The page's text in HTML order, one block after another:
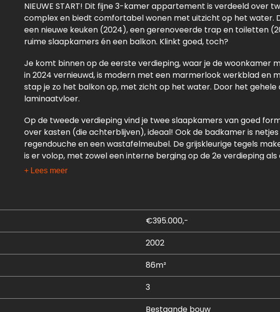
NIEUWE START! Dit fijne 3-kamer appartement is verdeeld over
complex en biedt comfortabel wonen met uitzicht op het water.
een nieuwe keuken (2024), een gerenoveerde trap en toiletten
ruime slaapkamers én een balkon. Klinkt goed, toch?
Je komt binnen op de eerste verdieping, waar je de woonkamer
in 2024 vernieuwd, is modern met een marmerlook werkblad en
stap je zo het balkon op, met zicht op het water. Door het
laminaatvloer.
Op de tweede verdieping vind je twee slaapkamers van goed
over kasten (die achterblijven), ideaal! Ook de badkamer is
regendouche en een wastafelmeubel. De grijskleurige tegels
is er volop, met zowel een interne berging op de 2e verdieping
grond.
Interesse? Neem contact met ons op voor een bezichtiging –
1e verdieping: entree, hal, voorraadkast, toilet (2025)
Woonkamer: ± 27 m², met aansluitend balkon: ± 10 m²
Keuken (2024): ± 5 m² voorzien van diverse inbouwapparatuur
kookveldafzuiging (Bora), oven, vaatwasser, losse koel-vries
+ Lees meer
€395.000,-
2002
86m²
3
Bestaande bouw